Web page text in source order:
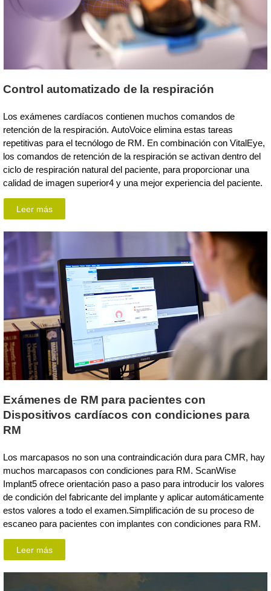
Control automatizado de la respiración
Los exámenes cardíacos contienen muchos comandos de
retención de la respiración. AutoVoice elimina estas tareas
repetitivas para el tecnólogo de RM. En combinación con VitalEye,
los comandos de retención de la respiración se activan dentro del
ciclo de respiración natural del paciente, para proporcionar una
calidad de imagen superior4 y una mejor experiencia del paciente.
Leer más
Exámenes de RM para pacientes con
Dispositivos cardíacos con condiciones para
RM
Los marcapasos no son una contraindicación dura para CMR, hay
muchos marcapasos con condiciones para RM. ScanWise
Implant5 ofrece orientación paso a paso para introducir los valores
de condición del fabricante del implante y aplicar automáticamente
estos valores a todo el examen.Simplificación de su proceso de
escaneo para pacientes con implantes con condiciones para RM.
Leer más